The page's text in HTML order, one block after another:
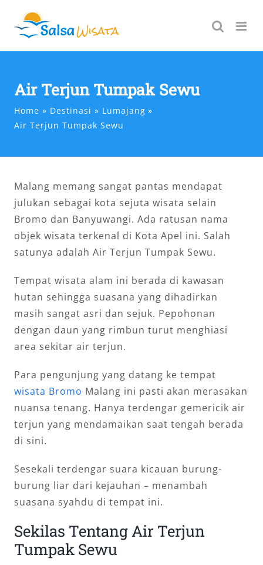
content
Air Terjun Tumpak Sewu
Home Destinasi
Lumajang
Air Terjun Tumpak Sewu
Malang memang sangat pantas mendapat
julukan sebagai kota sejuta wisata selain
Bromo dan Banyuwangi. Ada ratusan nama
objek wisata terkenal di Kota Apel ini. Salah
satunya adalah Air Terjun Tumpak Sewu.
Tempat wisata alam ini berada di kawasan
hutan sehingga suasana yang dihadirkan
masih sangat asri dan sejuk. Pepohonan
dengan daun yang rimbun turut menghiasi
area sekitar air terjun.
Para pengunjung yang datang ke tempat
wisata Bromo Malang ini pasti akan merasakan
nuansa tenang. Hanya terdengar gemericik air
terjun yang mendamaikan saat tengah berada
di sini.
Sesekali terdengar suara kicauan burung-
burung liar dari kejauhan – menambah
suasana syahdu di tempat ini.
Sekilas Tentang Air Terjun
Tumpak Sewu